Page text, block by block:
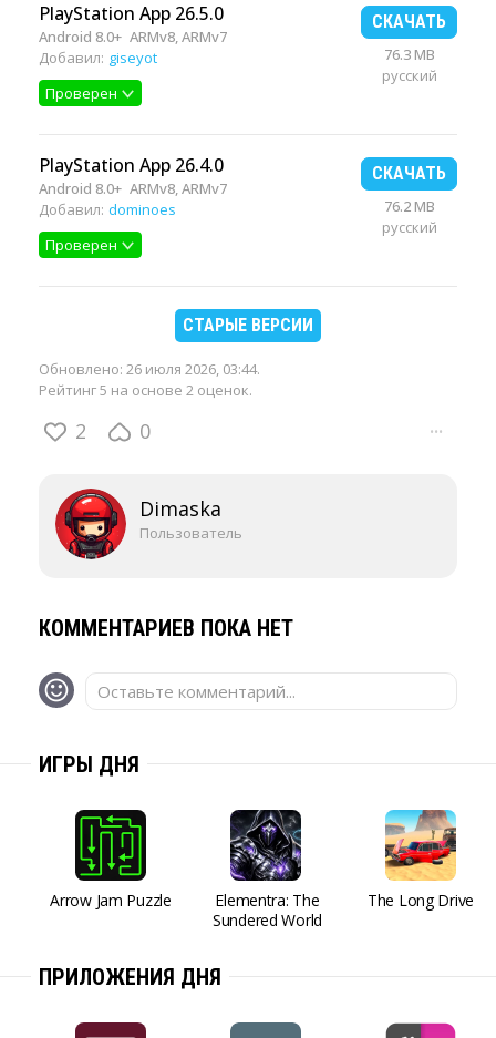
PlayStation App 26.5.0
Android 8.0+ ARMv8, ARMv7
Добавил: giseyot
Проверен
СКАЧАТЬ
76.3 MB
русский
PlayStation App 26.4.0
Android 8.0+ ARMv8, ARMv7
Добавил: dominoes
Проверен
СКАЧАТЬ
76.2 MB
русский
СТАРЫЕ ВЕРСИИ
Обновлено: 26 июля 2026, 03:44.
Рейтинг 5 на основе 2 оценок.
2 0 ···
Dimaska
Пользователь
КОММЕНТАРИЕВ ПОКА НЕТ
Оставьте комментарий...
ИГРЫ ДНЯ
Arrow Jam Puzzle
Elementra: The
Sundered World
The Long Drive
ПРИЛОЖЕНИЯ ДНЯ